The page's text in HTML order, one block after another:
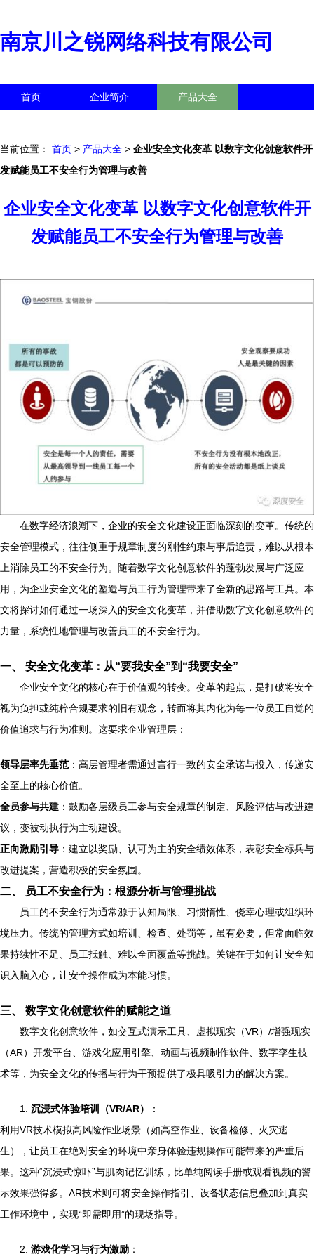
南京川之锐网络科技有限公司
首页 企业简介 产品大全
当前位置： 首页 > 产品大全 > 企业安全文化变革 以数字文化创意软件开
发赋能员工不安全行为管理与改善
企业安全文化变革 以数字文化创意软件开
发赋能员工不安全行为管理与改善
在数字经济浪潮下，企业的安全文化建设正面临深刻的变革。传统的
安全管理模式，往往侧重于规章制度的刚性约束与事后追责，难以从根本
上消除员工的不安全行为。随着数字文化创意软件的蓬勃发展与广泛应
用，为企业安全文化的塑造与员工行为管理带来了全新的思路与工具。本
文将探讨如何通过一场深入的安全文化变革，并借助数字文化创意软件的
力量，系统性地管理与改善员工的不安全行为。
一、 安全文化变革：从“要我安全”到“我要安全”
企业安全文化的核心在于价值观的转变。变革的起点，是打破将安全
视为负担或纯粹合规要求的旧有观念，转而将其内化为每一位员工自觉的
价值追求与行为准则。这要求企业管理层：
领导层率先垂范 ：高层管理者需通过言行一致的安全承诺与投入，传递安
全至上的核心价值。
全员参与共建 ：鼓励各层级员工参与安全规章的制定、风险评估与改进建
议，变被动执行为主动建设。
正向激励引导 ：建立以奖励、认可为主的安全绩效体系，表彰安全标兵与
改进提案，营造积极的安全氛围。
二、 员工不安全行为：根源分析与管理挑战
员工的不安全行为通常源于认知局限、习惯惰性、侥幸心理或组织环
境压力。传统的管理方式如培训、检查、处罚等，虽有必要，但常面临效
果持续性不足、员工抵触、难以全面覆盖等挑战。关键在于如何让安全知
识入脑入心，让安全操作成为本能习惯。
三、 数字文化创意软件的赋能之道
数字文化创意软件，如交互式演示工具、虚拟现实（VR）/增强现实
（AR）开发平台、游戏化应用引擎、动画与视频制作软件、数字孪生技
术等，为安全文化的传播与行为干预提供了极具吸引力的解决方案。
1. 沉浸式体验培训（VR/AR）
：
利用VR技术模拟高风险作业场景（如高空作业、设备检修、火灾逃
生），让员工在绝对安全的环境中亲身体验违规操作可能带来的严重后
果。这种“沉浸式惊吓”与肌肉记忆训练，比单纯阅读手册或观看视频的警
示效果强得多。AR技术则可将安全操作指引、设备状态信息叠加到真实
工作环境中，实现“即需即用”的现场指导。
2. 游戏化学习与行为激励 ：